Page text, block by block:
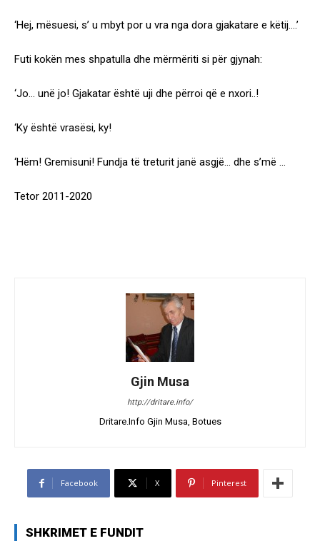
‘Hej, mësuesi, s’ u mbyt por u vra nga dora gjakatare e këtij….’
Futi kokën mes shpatulla dhe mërmëriti si për gjynah:
‘Jo… unë jo! Gjakatar është uji dhe përroi që e nxori..!
‘Ky është vrasësi, ky!
‘Hëm! Gremisuni! Fundja të treturit janë asgjë… dhe s’më …
Tetor 2011-2020
Gjin Musa
http://dritare.info/
Dritare.Info Gjin Musa, Botues
Facebook X Pinterest
SHKRIMET E FUNDIT